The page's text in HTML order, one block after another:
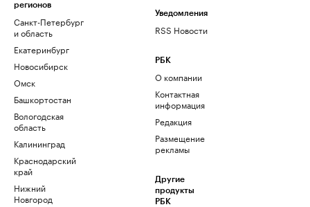
регионов
Санкт-Петербург
и область
Екатеринбург
Новосибирск
Омск
Башкортостан
Вологодская
область
Калининград
Краснодарский
край
Нижний
Новгород
Уведомления
RSS Новости
РБК
О компании
Контактная
информация
Редакция
Размещение
рекламы
Другие
продукты
РБК